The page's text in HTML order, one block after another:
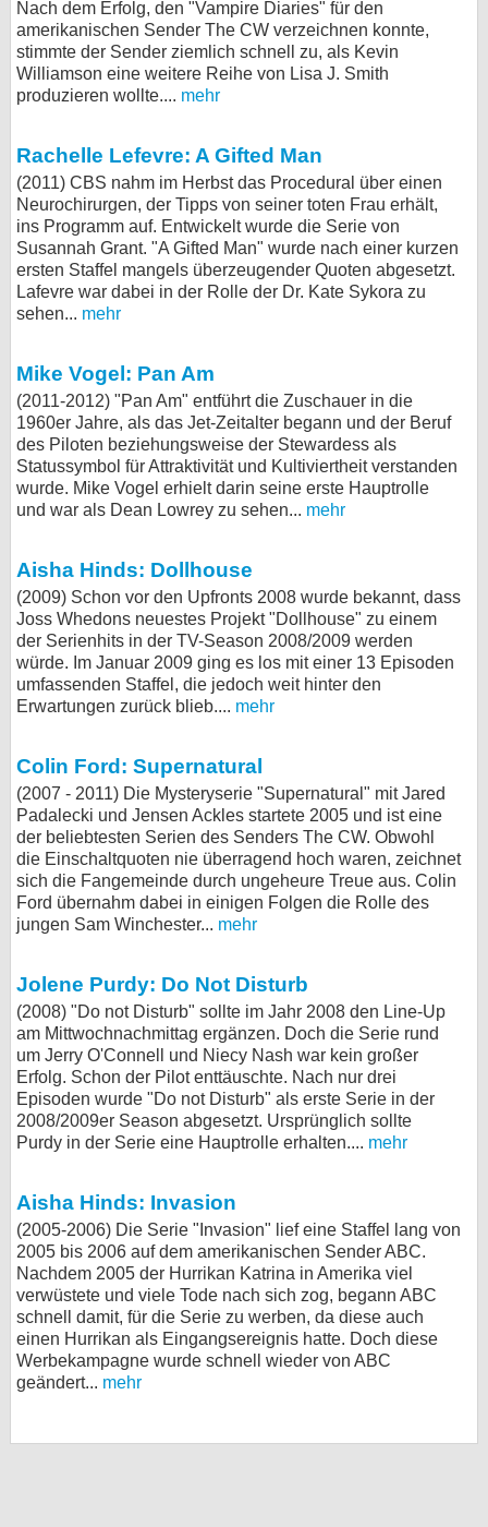
Nach dem Erfolg, den "Vampire Diaries" für den
amerikanischen Sender The CW verzeichnen konnte,
stimmte der Sender ziemlich schnell zu, als Kevin
Williamson eine weitere Reihe von Lisa J. Smith
produzieren wollte.... mehr
Rachelle Lefevre: A Gifted Man
(2011) CBS nahm im Herbst das Procedural über einen
Neurochirurgen, der Tipps von seiner toten Frau erhält,
ins Programm auf. Entwickelt wurde die Serie von
Susannah Grant. "A Gifted Man" wurde nach einer kurzen
ersten Staffel mangels überzeugender Quoten abgesetzt.
Lafevre war dabei in der Rolle der Dr. Kate Sykora zu
sehen... mehr
Mike Vogel: Pan Am
(2011-2012) "Pan Am" entführt die Zuschauer in die
1960er Jahre, als das Jet-Zeitalter begann und der Beruf
des Piloten beziehungsweise der Stewardess als
Statussymbol für Attraktivität und Kultiviertheit verstanden
wurde. Mike Vogel erhielt darin seine erste Hauptrolle
und war als Dean Lowrey zu sehen... mehr
Aisha Hinds: Dollhouse
(2009) Schon vor den Upfronts 2008 wurde bekannt, dass
Joss Whedons neuestes Projekt "Dollhouse" zu einem
der Serienhits in der TV-Season 2008/2009 werden
würde. Im Januar 2009 ging es los mit einer 13 Episoden
umfassenden Staffel, die jedoch weit hinter den
Erwartungen zurück blieb.... mehr
Colin Ford: Supernatural
(2007 - 2011) Die Mysteryserie "Supernatural" mit Jared
Padalecki und Jensen Ackles startete 2005 und ist eine
der beliebtesten Serien des Senders The CW. Obwohl
die Einschaltquoten nie überragend hoch waren, zeichnet
sich die Fangemeinde durch ungeheure Treue aus. Colin
Ford übernahm dabei in einigen Folgen die Rolle des
jungen Sam Winchester... mehr
Jolene Purdy: Do Not Disturb
(2008) "Do not Disturb" sollte im Jahr 2008 den Line-Up
am Mittwochnachmittag ergänzen. Doch die Serie rund
um Jerry O'Connell und Niecy Nash war kein großer
Erfolg. Schon der Pilot enttäuschte. Nach nur drei
Episoden wurde "Do not Disturb" als erste Serie in der
2008/2009er Season abgesetzt. Ursprünglich sollte
Purdy in der Serie eine Hauptrolle erhalten.... mehr
Aisha Hinds: Invasion
(2005-2006) Die Serie "Invasion" lief eine Staffel lang von
2005 bis 2006 auf dem amerikanischen Sender ABC.
Nachdem 2005 der Hurrikan Katrina in Amerika viel
verwüstete und viele Tode nach sich zog, begann ABC
schnell damit, für die Serie zu werben, da diese auch
einen Hurrikan als Eingangsereignis hatte. Doch diese
Werbekampagne wurde schnell wieder von ABC
geändert... mehr